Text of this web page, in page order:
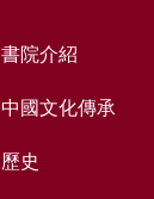
書院介紹
中國文化傳承
歷史